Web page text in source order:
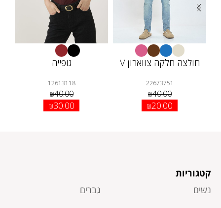
חולצה חלקה צווארון V
22673751
₪40.00
₪20.00
גופייה
12613118
₪40.00
₪30.00
קטגוריות
נשים
גברים